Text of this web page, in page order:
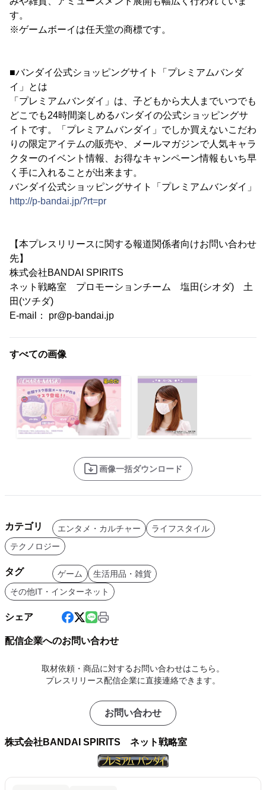
す。
※ゲームボーイは任天堂の商標です。
■バンダイ公式ショッピングサイト「プレミアムバンダ
イ」とは
「プレミアムバンダイ」は、子どもから大人までいつでも
どこでも24時間楽しめるバンダイの公式ショッピングサ
イトです。「プレミアムバンダイ」でしか買えないこだわ
りの限定アイテムの販売や、メールマガジンで人気キャラ
クターのイベント情報、お得なキャンペーン情報もいち早
く手に入れることが出来ます。
バンダイ公式ショッピングサイト「プレミアムバンダイ」
http://p-bandai.jp/?rt=pr
【本プレスリリースに関する報道関係者向けお問い合わせ
先】
株式会社BANDAI SPIRITS
ネット戦略室 プロモーションチーム 塩田(シオダ) 土
田(ツチダ)
E-mail： pr@p-bandai.jp
すべての画像
画像一括ダウンロード
カテゴリ エンタメ・カルチャー
ライフスタイル
テクノロジー
タグ ゲーム
生活用品・雑貨
その他IT・インターネット
シェア
配信企業へのお問い合わせ
取材依頼・商品に対するお問い合わせはこちら。
プレスリリース配信企業に直接連絡できます。
お問い合わせ
株式会社BANDAI SPIRITS ネット戦略室